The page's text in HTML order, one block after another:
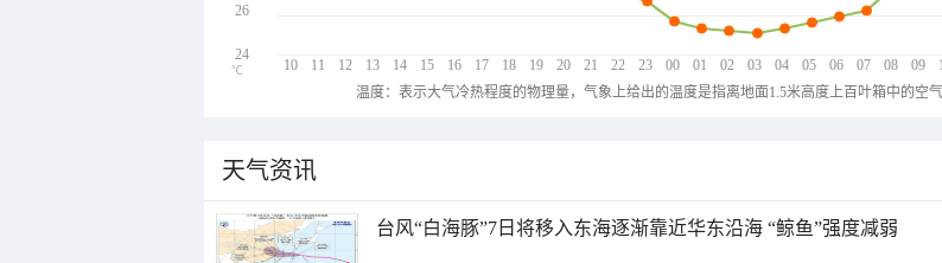
10 11 12 13 14 15 16 17 18 19 20 21 22 23 00 01 02 03 04 05 06 07 08 09
26
24
℃
温度：表示大气冷热程度的物理量，气象上给出的温度是指离地面1.5米高度上百叶箱中的空气
天气资讯
台风“白海豚”7日将移入东海逐渐靠近华东沿海 “鲸鱼”强度减弱